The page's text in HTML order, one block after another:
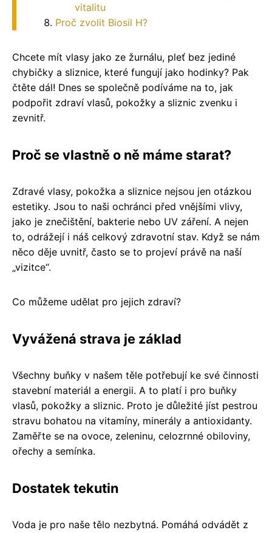
vitalitu
Proč zvolit Biosil H?
Chcete mít vlasy jako ze žurnálu, pleť bez jediné
chybičky a sliznice, které fungují jako hodinky? Pak
čtěte dál! Dnes se společně podíváme na to, jak
podpořit zdraví vlasů, pokožky a sliznic zvenku i
zevnitř.
Proč se vlastně o ně máme starat?
Zdravé vlasy, pokožka a sliznice nejsou jen otázkou
estetiky. Jsou to naši ochránci před vnějšími vlivy,
jako je znečištění, bakterie nebo UV záření. A nejen
to, odrážejí i náš celkový zdravotní stav. Když se nám
něco děje uvnitř, často se to projeví právě na naší
„vizitce“.
Co můžeme udělat pro jejich zdraví?
Vyvážená strava je základ
Všechny buňky v našem těle potřebují ke své činnosti
stavební materiál a energii. A to platí i pro buňky
vlasů, pokožky a sliznic. Proto je důležité jíst pestrou
stravu bohatou na vitamíny, minerály a antioxidanty.
Zaměřte se na ovoce, zeleninu, celozrnné obiloviny,
ořechy a semínka.
Dostatek tekutin
Voda je pro naše tělo nezbytná. Pomáhá odvádět z